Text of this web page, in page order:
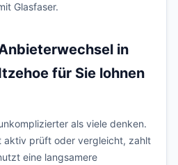
Glasfaser.
in
für Sie lohnen
als viele denken.
aktiv prüft oder vergleicht, zahlt
eine langsamere